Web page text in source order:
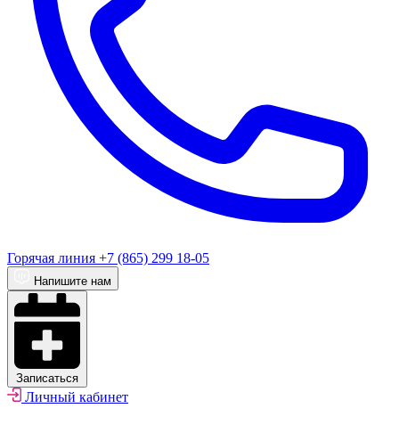
Горячая линия +7 (865) 299 18-05
Напишите нам
Записаться
Личный кабинет